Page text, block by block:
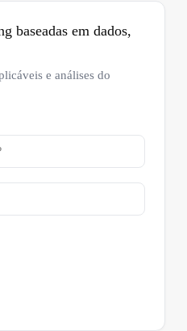
baseadas em dados,
e análises do